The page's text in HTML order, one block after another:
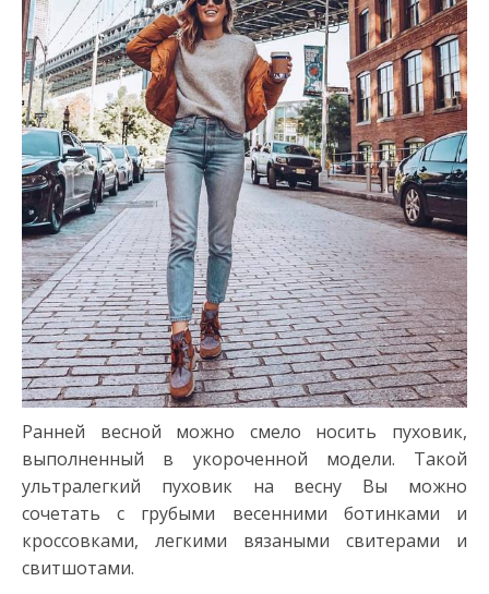
Ранней весной можно смело носить пуховик,
выполненный в укороченной модели. Такой
ультралегкий пуховик на весну Вы можно
сочетать с грубыми весенними ботинками и
кроссовками, легкими вязаными свитерами и
свитшотами.